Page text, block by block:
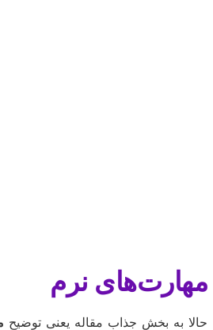
مهارت‌های نرم
حالا به بخش جذاب مقاله یعنی توضیح